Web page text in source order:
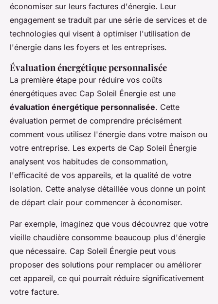
économiser sur leurs factures d'énergie. Leur
engagement se traduit par une série de services et de
technologies qui visent à optimiser l'utilisation de
l'énergie dans les foyers et les entreprises.
Évaluation énergétique personnalisée
La première étape pour réduire vos coûts
énergétiques avec Cap Soleil Énergie est une
évaluation énergétique personnalisée. Cette
évaluation permet de comprendre précisément
comment vous utilisez l'énergie dans votre maison ou
votre entreprise. Les experts de Cap Soleil Énergie
analysent vos habitudes de consommation,
l'efficacité de vos appareils, et la qualité de votre
isolation. Cette analyse détaillée vous donne un point
de départ clair pour commencer à économiser.
Par exemple, imaginez que vous découvrez que votre
vieille chaudière consomme beaucoup plus d'énergie
que nécessaire. Cap Soleil Énergie peut vous
proposer des solutions pour remplacer ou améliorer
cet appareil, ce qui pourrait réduire significativement
votre facture.